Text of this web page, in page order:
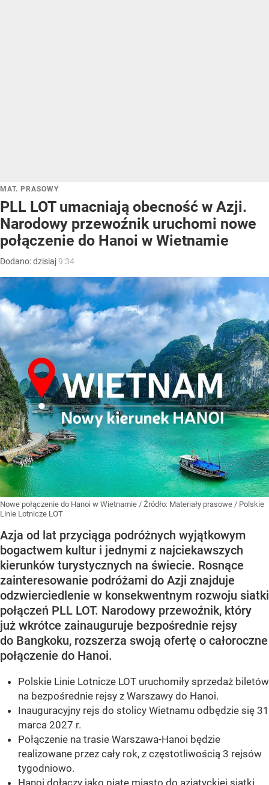
MAT. PRASOWY
PLL LOT umacniają obecność w Azji.
Narodowy przewoźnik uruchomi nowe
połączenie do Hanoi w Wietnamie
Dodano:dzisiaj9:34
Nowe połączenie do Hanoi w Wietnamie / Źródło: Materiały prasowe / Polskie
Linie Lotnicze LOT
Azja od lat przyciąga podróżnych wyjątkowym
bogactwem kultur i jednymi z najciekawszych
kierunków turystycznych na świecie. Rosnące
zainteresowanie podróżami do Azji znajduje
odzwierciedlenie w konsekwentnym rozwoju siatki
połączeń PLL LOT. Narodowy przewoźnik, który
już wkrótce zainauguruje bezpośrednie rejsy
do Bangkoku, rozszerza swoją ofertę o całoroczne
połączenie do Hanoi.
Polskie Linie Lotnicze LOT uruchomiły sprzedaż biletów
na bezpośrednie rejsy z Warszawy do Hanoi.
Inauguracyjny rejs do stolicy Wietnamu odbędzie się 31
marca 2027 r.
Połączenie na trasie Warszawa-Hanoi będzie
realizowane przez cały rok, z częstotliwością 3 rejsów
tygodniowo.